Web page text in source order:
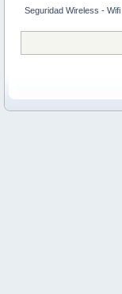
Seguridad Wireless - Wifi